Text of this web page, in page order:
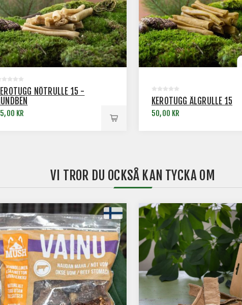
NÖTRULLE 15 -
KR
KEROTUGG ÄLGRULLE 15
50,00 KR
VI TROR DU OCKSÅ KAN TYCKA OM